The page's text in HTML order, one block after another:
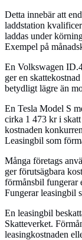
Detta innebär att
laddstation
laddas under
Exempel på
En Volkswagen
ger en
betydligt lägre än
En Tesla Model S
cirka 1 473 kr i
kostnaden
Leasingbil som
Många företags
ger förutsägbara
förmånsbil fungerar
Fungerar leasingbil
En leasingbil
Skatteverket.
leasingkostnaden